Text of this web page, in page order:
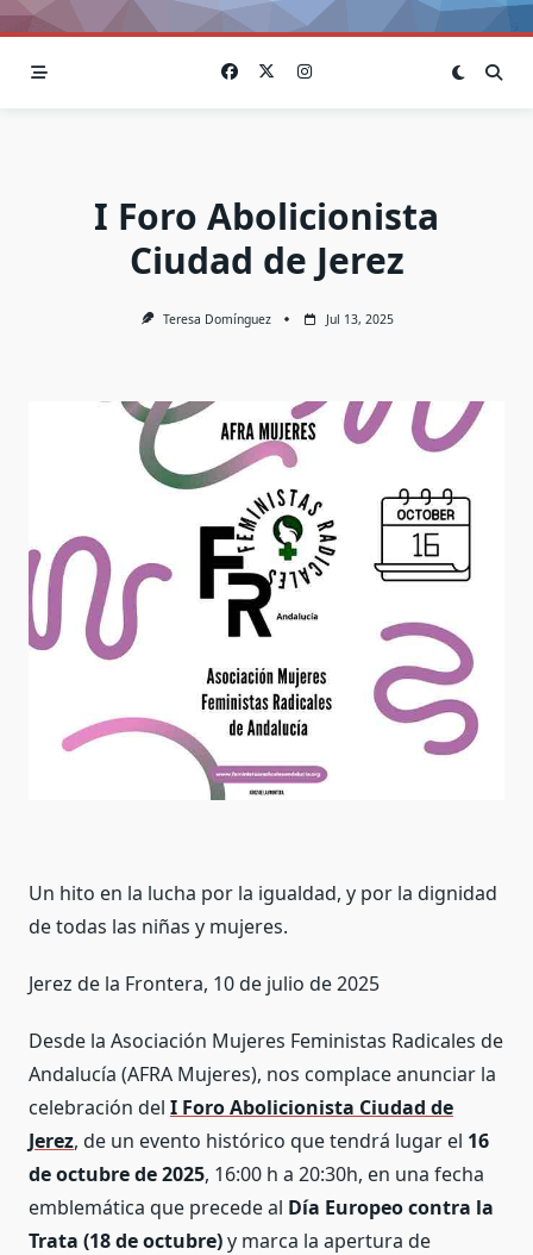
I Foro Abolicionista
Ciudad de Jerez
Teresa Domínguez Jul 13, 2025
Un hito en la lucha por la igualdad, y por la dignidad
de todas las niñas y mujeres.
Jerez de la Frontera, 10 de julio de 2025
Desde la Asociación Mujeres Feministas Radicales de
Andalucía (AFRA Mujeres), nos complace anunciar la
celebración del I Foro Abolicionista Ciudad de
Jerez, de un evento histórico que tendrá lugar el 16
de octubre de 2025, 16:00 h a 20:30h, en una fecha
emblemática que precede al Día Europeo contra la
Trata (18 de octubre)y marca la apertura de